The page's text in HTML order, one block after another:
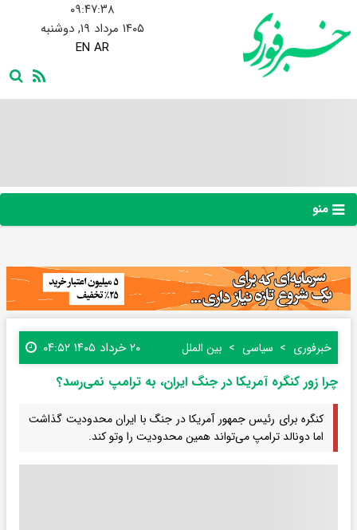
۰۹:۴۷:۳۹
۱۴۰۵ مرداد ۱۹, دوشنبه
EN AR
منو
خبرفوری سیاسی بین الملل ۲۰ خرداد ۱۴۰۵ ۰۴:۵۲
چرا زور کنگره آمریکا در جنگ ایران، به ترامپ نمی‌رسد؟
کنگره برای رئیس جمهور آمریکا در جنگ با ایران محدودیت گذاشت
اما دونالد ترامپ می‌تواند همین محدودیت را وتو کند.